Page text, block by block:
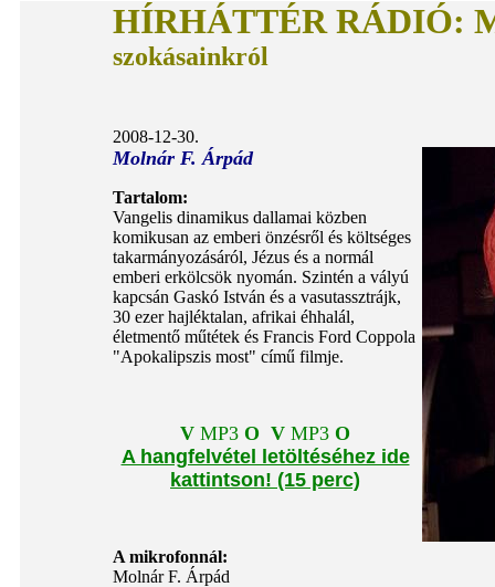
HÍRHÁTTÉR RÁDIÓ:
szokásainkról
2008-12-30.
Molnár F. Árpád
Tartalom:
Vangelis dinamikus dallamai közben
komikusan az emberi önzésről és költséges
takarmányozásáról, Jézus és a normál
emberi erkölcsök nyomán. Szintén a vályú
kapcsán Gaskó István és a vasutassztrájk,
30 ezer hajléktalan, afrikai éhhalál,
életmentő műtétek és Francis Ford Coppola
"Apokalipszis most" című filmje.
V MP3 O V MP3 O
A hangfelvétel letöltéséhez ide
kattintson! (15 perc)
A mikrofonnál:
Molnár F. Árpád